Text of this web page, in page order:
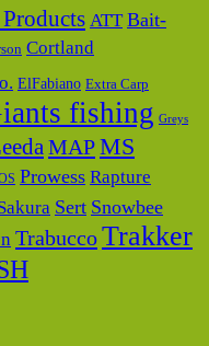
ATT Bait-
Cortland
ElFabiano Extra Carp
fishing Greys
MAPMS
Prowess Rapture
Sert Snowbee
TrabuccoTrakker